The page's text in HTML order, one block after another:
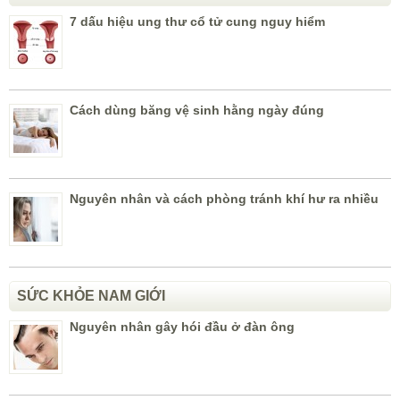
7 dấu hiệu ung thư cổ tử cung nguy hiểm
Cách dùng băng vệ sinh hằng ngày đúng
Nguyên nhân và cách phòng tránh khí hư ra nhiều
SỨC KHỎE NAM GIỚI
Nguyên nhân gây hói đầu ở đàn ông